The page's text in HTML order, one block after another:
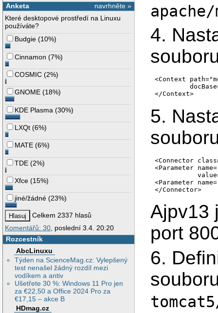
navrhněte »
Anketa
Které desktopové prostředí na Linuxu
používáte?
Budgie (10%)
Cinnamon (7%)
COSMIC (2%)
GNOME (18%)
KDE Plasma (30%)
LXQt (6%)
MATE (6%)
TDE (2%)
Xfce (15%)
jiné/žádné (23%)
Celkem 2337 hlasů
Komentářů: 30 , poslední 3.4. 20:20
Rozcestník
AbcLinuxu
Týden na ScienceMag.cz: Vylepšený
test nenašel žádný rozdíl mezi
vodíkem a antiv
Ušetřete 30 %: Windows 11 Pro jen
za €22,50 a Office 2024 Pro za
€17,15 – akce B
HDmag.cz
4.
<Context
5.
<Connector
<Parameter
<Parameter
Ajpv13
port
6.